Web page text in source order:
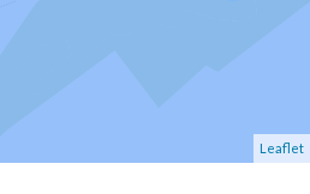
Leaflet